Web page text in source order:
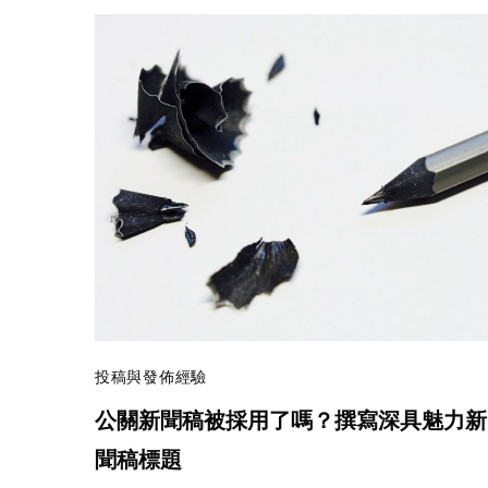
投稿與發佈經驗
公關新聞稿被採用了嗎？撰寫深具魅力新
聞稿標題